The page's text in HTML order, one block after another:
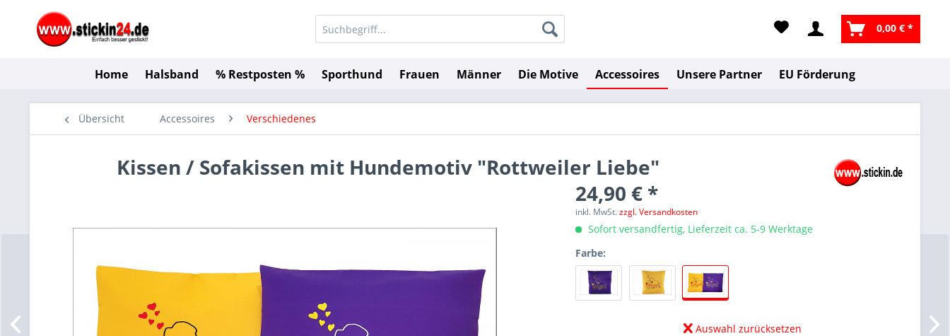
0,00 € *
Home Halsband % Restposten % Sporthund Frauen Männer Die Motive Accessoires Unsere Partner EU Förderung
Übersicht Accessoires Verschiedenes
Kissen / Sofakissen mit Hundemotiv "Rottweiler Liebe"
24,90 € *
inkl. MwSt.zzgl. Versandkosten
Sofort versandfertig, Lieferzeit ca. 5-9 Werktage
Farbe:
Auswahl zurücksetzen